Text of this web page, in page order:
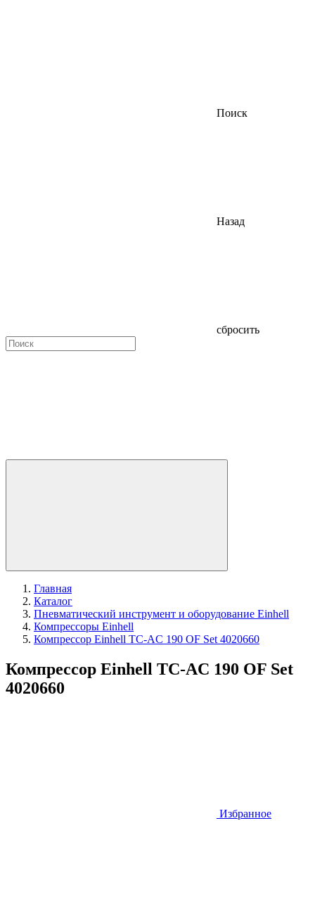
Поиск
Назад
сбросить
Главная
Каталог
Пневматический инструмент и оборудование Einhell
Компрессоры Einhell
Компрессор Einhell TC-AC 190 OF Set 4020660
Компрессор Einhell TC-AC 190 OF Set
4020660
Избранное